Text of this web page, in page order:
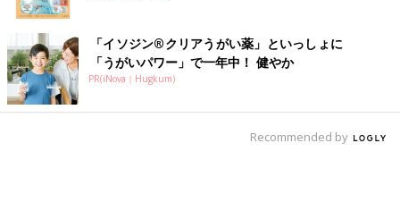
「イソジン®クリアうがい薬」といっしょに
「うがいパワー」で一年中！ 健やか
PR(iNova｜Hugkum)
Recommended by